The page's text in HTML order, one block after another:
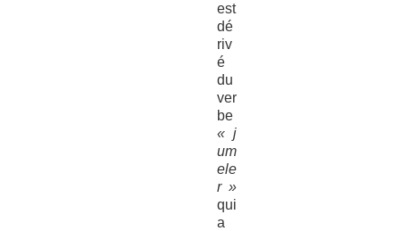
est
dé
riv
é
du
ver
be
« j
um
ele
r »
qui
a